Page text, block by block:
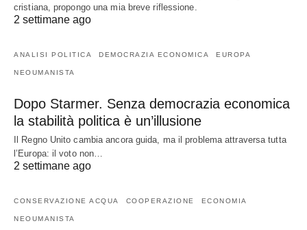
cristiana, propongo una mia breve riflessione.
2 settimane ago
ANALISI POLITICA DEMOCRAZIA ECONOMICA EUROPA
NEOUMANISTA
Dopo Starmer. Senza democrazia economica
la stabilità politica è un’illusione
Il Regno Unito cambia ancora guida, ma il problema attraversa tutta
l’Europa: il voto non…
2 settimane ago
CONSERVAZIONE ACQUA COOPERAZIONE ECONOMIA
NEOUMANISTA